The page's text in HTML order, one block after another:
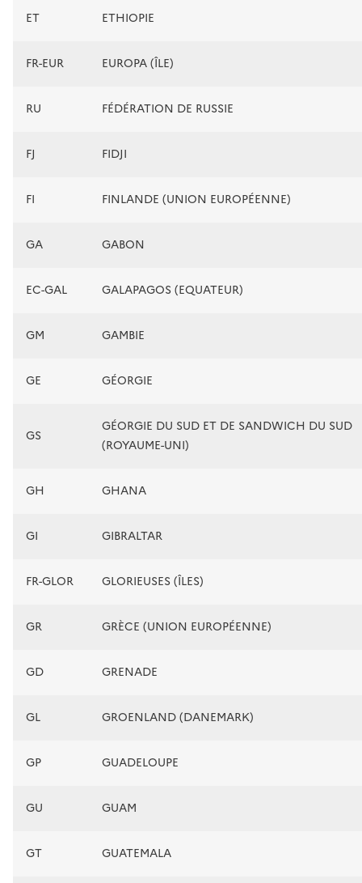
ET ETHIOPIE
FR-EUR EUROPA (ÎLE)
RU FÉDÉRATION DE RUSSIE
FJ FIDJI
FI FINLANDE (UNION EUROPÉENNE)
GA GABON
EC-GAL GALAPAGOS (EQUATEUR)
GM GAMBIE
GE GÉORGIE
GS
GÉORGIE DU SUD ET DE SANDWICH DU SUD
(ROYAUME-UNI)
GH GHANA
GI GIBRALTAR
FR-GLOR GLORIEUSES (ÎLES)
GR GRÈCE (UNION EUROPÉENNE)
GD GRENADE
GL GROENLAND (DANEMARK)
GP GUADELOUPE
GU GUAM
GT GUATEMALA